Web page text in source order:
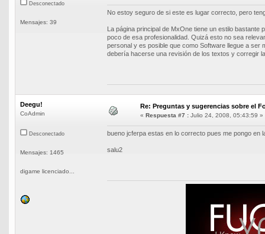
Desconectado
Mensajes: 39
No estoy seguro de si este es lugar correcto, pero
La página principal de MxOne tiene un estilo
poco de esa profesionalidad. Quizá esto no sea
personal y es posible que como Software llegue a
debería hacerse una revisión de los textos y corregir
Deegu!
CoAdmin
Desconectado
Mensajes: 1465
digame licenciado...
Re: Preguntas y sugerencias sobre el
« Respuesta #7 : Julio 24, 2008, 05:43:59 »
bueno jcferpa estas en lo correcto pues me pongo en
salu2